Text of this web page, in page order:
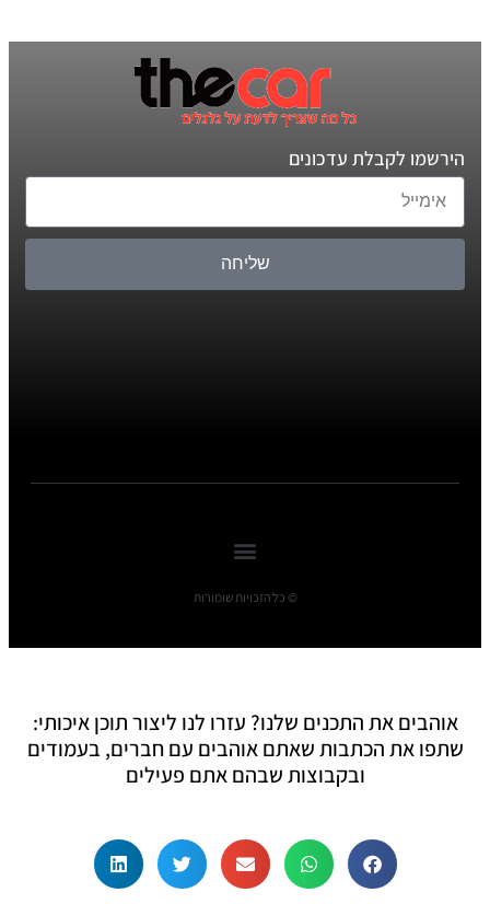
הירשמו לקבלת עדכונים
שליחה
© כל הזכויות שומורות
אוהבים את התכנים שלנו? עזרו לנו ליצור תוכן איכותי:
שתפו את הכתבות שאתם אוהבים עם חברים, בעמודים
ובקבוצות שבהם אתם פעילים